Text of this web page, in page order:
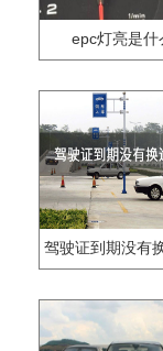
epc灯亮是什